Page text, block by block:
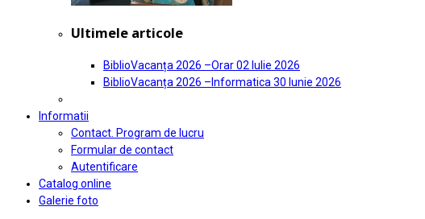
Ultimele articole
BiblioVacanța 2026 –Orar02 Iulie 2026
BiblioVacanța 2026 –Informatica 30 Iunie 2026
Informatii
Contact. Program de lucru
Formular de contact
Autentificare
Catalog online
Galerie foto